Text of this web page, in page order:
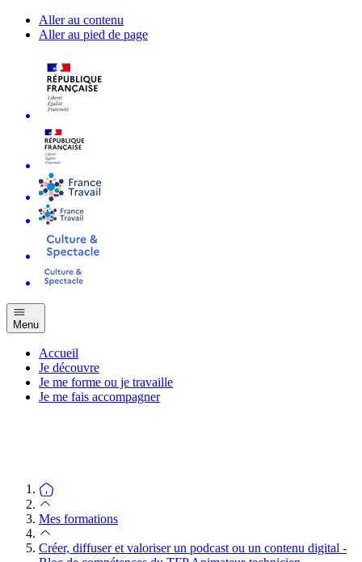
Aller au contenu
Aller au pied de page
Menu
Accueil
Je découvre
Je me forme ou je travaille
Je me fais accompagner
Mes formations
Créer, diffuser et valoriser un podcast ou un contenu digital -